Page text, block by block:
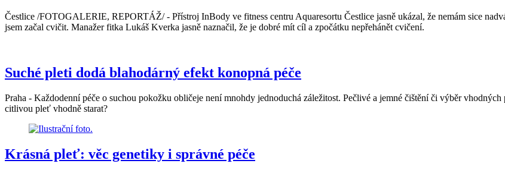
Čestlice /FOTOGALERIE, REPORTÁŽ/ - Přístroj InBody ve fitness centru Aquaresortu Čestlice jasně ukázal, že nemám sice
jsem začal cvičit. Manažer fitka Lukáš Kverka jasně naznačil, že je dobré mít cíl a zpočátku nepřehánět cvičení.
Suché pleti dodá blahodárný efekt konopná péče
Praha - Každodenní péče o suchou pokožku obličeje není mnohdy jednoduchá záležitost. Pečlivé a jemné čištění či výběr
citlivou pleť vhodně starat?
Krásná pleť: věc genetiky i správné péče